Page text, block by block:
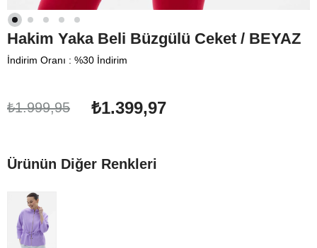
Hakim Yaka Beli Büzgülü Ceket / BEYAZ
İndirim Oranı : %30 İndirim
₺1.999,95 ₺1.399,97
Ürünün Diğer Renkleri